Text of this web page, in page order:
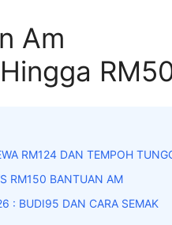
Am
RM124 DAN TEMPOH
RM150 BANTUAN AM
: BUDI95 DAN CARA SEMAK